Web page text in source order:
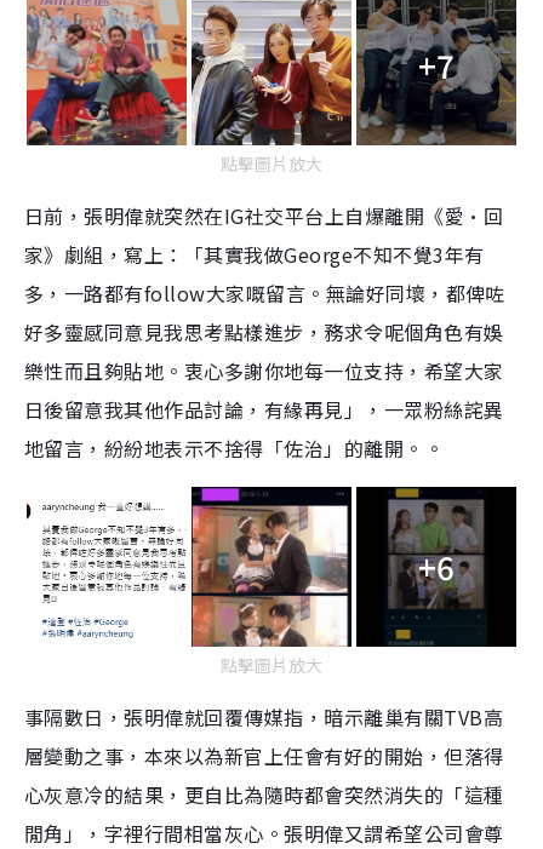
+7
點擊圖片放大
日前，張明偉就突然在IG社交平台上自爆離開《愛·回
家》劇組，寫上：「其實我做George不知不覺3年有
多，一路都有follow大家嘅留言。無論好同壞，都俾咗
好多靈感同意見我思考點樣進步，務求令呢個角色有娛
樂性而且夠貼地。衷心多謝你地每一位支持，希望大家
日後留意我其他作品討論，有緣再見」，一眾粉絲詫異
地留言，紛紛地表示不捨得「佐治」的離開。。
+6
點擊圖片放大
事隔數日，張明偉就回覆傳媒指，暗示離巢有關TVB高
層變動之事，本來以為新官上任會有好的開始，但落得
心灰意冷的結果，更自比為隨時都會突然消失的「這種
閒角」，字裡行間相當灰心。張明偉又謂希望公司會尊